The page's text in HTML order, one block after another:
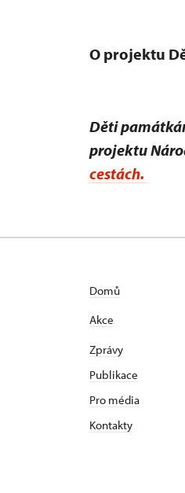
O projektu
Děti
projektu
cestách.
Domů
Akce
Zprávy
Publikace
Pro média
Kontakty